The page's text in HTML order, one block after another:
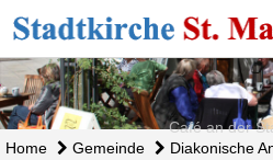
Café an der
Home Gemeinde
Diakonische